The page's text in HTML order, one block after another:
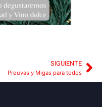
SIGUIENTE
Preuvas y Migas para todos